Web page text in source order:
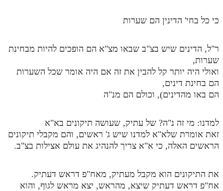
כי כל בחי' הדינין הם שערות
ר"ל, הדינים שיש בצ"ב שבאו מצ"א הם הופכים להיות מבחינת
שערות,
ואולי היה יותר קל להבין את זה אם היה אומר שכל השערות
הם בחינת דינים,
הם באו מהדינים), וכולם הם מנ"ה
למדנו: מי זה נ"ה? של עתיק, שעושה תיקונים בא"א
זאת אומרת שלא"א למדנו שיש ג' ראשים, והם מקבלי תיקונים
הראשים האלה, כי א"א צריך להנהיג את עולם אצילות בצ"ב.
את התיקונים הוא מקבל מעתיק, מאח"פ דראש דעתיק.
אח"פ דראש דעתיק שיצא, מהראש, יצא מראש לגוף, והוא